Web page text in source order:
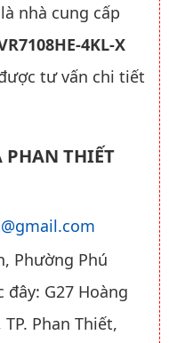
nhà cung cấp
4KL-X
tư vấn chi tiết
PHAN THIẾT
Phường Phú
đây: G27 Hoàng
Phan Thiết,